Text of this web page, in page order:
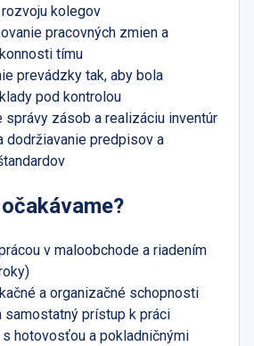
kolegov
pracovných zmien a
tímu
prevádzky tak, aby bola
pod kontrolou
správy zásob a realizáciu inventúr
dodržiavanie predpisov a
v maloobchode a riadením
a organizačné schopnosti
samostatný prístup k práci
hotovosťou a pokladničnými